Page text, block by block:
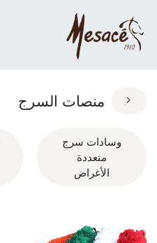
منصات السرج
وسادات سرج
متعددة
الأغراض